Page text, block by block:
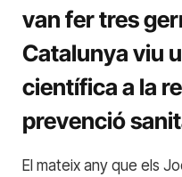
van fer tres
Catalunya viu
científica a la
prevenció
El mateix any que els